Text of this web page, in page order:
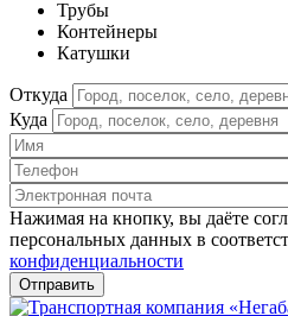
Трубы
Контейнеры
Катушки
Откуда
Куда
Нажимая на кнопку, вы даёте
персональных данных в
конфиденциальности